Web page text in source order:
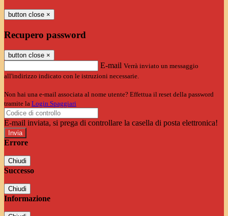
button close ×
Recupero password
button close ×
E-mail Verrà inviato un messaggio
all'indirizzo indicato con le istruzioni necessarie.
Non hai una e-mail associata al nome utente? Effettua il reset della password
tramite la Login Spaggiari
E-mail inviata, si prega di controllare la casella di posta elettronica!
Errore
Chiudi
Successo
Chiudi
Informazione